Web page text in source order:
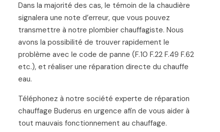
Dans la majorité des cas, le témoin de la chaudière
signalera une note d’erreur, que vous pouvez
transmettre à notre plombier chauffagiste. Nous
avons la possibilité de trouver rapidement le
problème avec le code de panne (F.10 F.22 F.49 F.62
etc.), et réaliser une réparation directe du chauffe
eau.
Téléphonez à notre société experte de réparation
chauffage Buderus en urgence afin de vous aider à
tout mauvais fonctionnement au chauffage.